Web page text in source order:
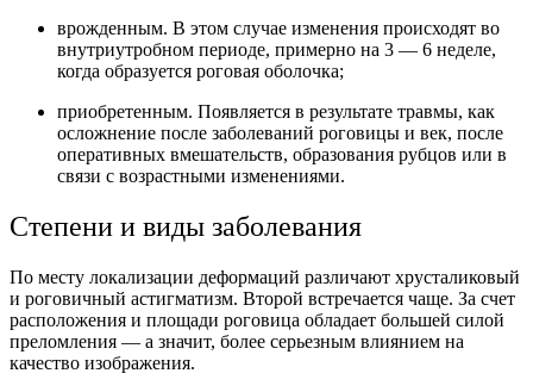
врожденным. В этом случае изменения происходят во
внутриутробном периоде, примерно на 3 — 6 неделе,
когда образуется роговая оболочка;
приобретенным. Появляется в результате травмы, как
осложнение после заболеваний роговицы и век, после
оперативных вмешательств, образования рубцов или в
связи с возрастными изменениями.
Степени и виды заболевания
По месту локализации деформаций различают хрусталиковый
и роговичный астигматизм. Второй встречается чаще. За счет
расположения и площади роговица обладает большей силой
преломления — а значит, более серьезным влиянием на
качество изображения.